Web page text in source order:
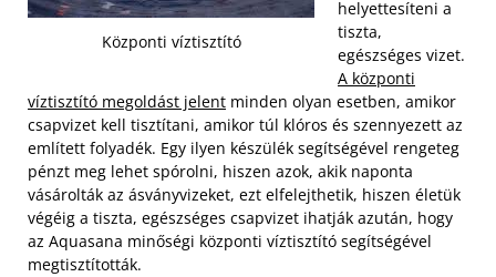
Központi víztisztító
helyettesíteni a
tiszta,
egészséges vizet.
A központi
víztisztító megoldást jelent minden olyan esetben, amikor
csapvizet kell tisztítani, amikor túl klóros és szennyezett az
említett folyadék. Egy ilyen készülék segítségével rengeteg
pénzt meg lehet spórolni, hiszen azok, akik naponta
vásárolták az ásványvizeket, ezt elfelejthetik, hiszen életük
végéig a tiszta, egészséges csapvizet ihatják azután, hogy
az Aquasana minőségi központi víztisztító segítségével
megtisztították.